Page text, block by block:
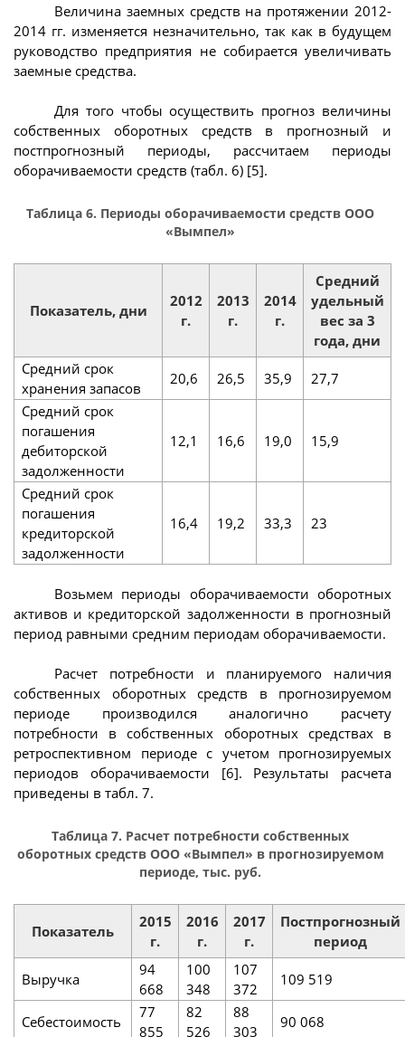
Величина заемных средств на протяжении 2012-
2014 гг. изменяется незначительно, так как в будущем
руководство предприятия не собирается увеличивать
заемные средства.
Для того чтобы осуществить прогноз величины
собственных оборотных средств в прогнозный и
постпрогнозный периоды, рассчитаем периоды
оборачиваемости средств (табл. 6) [5].
Таблица 6. Периоды оборачиваемости средств ООО
«Вымпел»
Показатель, дни
2012
г.
2013
г.
2014
г.
Средний
удельный
вес за 3
года, дни
Средний срок
хранения запасов
20,6 26,5 35,9
27,7
Средний срок
погашения
дебиторской
задолженности
12,1 16,6 19,0 15,9
Средний срок
погашения
кредиторской
задолженности
16,4 19,2 33,3 23
Возьмем периоды оборачиваемости оборотных
активов и кредиторской задолженности в прогнозный
период равными средним периодам оборачиваемости.
Расчет потребности и планируемого наличия
собственных оборотных средств в прогнозируемом
периоде производился аналогично расчету
потребности в собственных оборотных средствах в
ретроспективном периоде с учетом прогнозируемых
периодов оборачиваемости [6]. Результаты расчета
приведены в табл. 7.
Таблица 7. Расчет потребности собственных
оборотных средств ООО «Вымпел» в прогнозируемом
периоде, тыс. руб.
Показатель
2015
г.
2016
г.
2017
г.
Постпрогнозный
период
Выручка
94
668
100
348
107
372
109 519
Себестоимость
77
855
82
526
88
303
90 068